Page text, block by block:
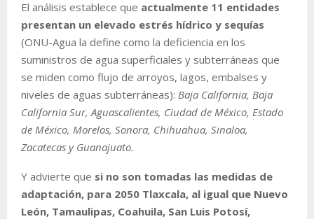
El análisis establece que actualmente 11 entidades
presentan un elevado estrés hídrico y sequías
(ONU-Agua la define como la deficiencia en los
suministros de agua superficiales y subterráneas que
se miden como flujo de arroyos, lagos, embalses y
niveles de aguas subterráneas): Baja California, Baja
California Sur, Aguascalientes, Ciudad de México, Estado
de México, Morelos, Sonora, Chihuahua, Sinaloa,
Zacatecas y Guanajuato.
Y advierte que si no son tomadas las medidas de
adaptación, para 2050 Tlaxcala, al igual que Nuevo
León, Tamaulipas, Coahuila, San Luis Potosí,